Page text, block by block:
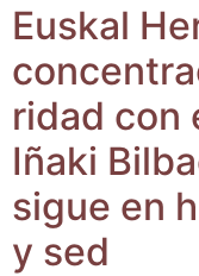
Eus­kal
ri­dad con
Iña­ki
sigue en
y sed